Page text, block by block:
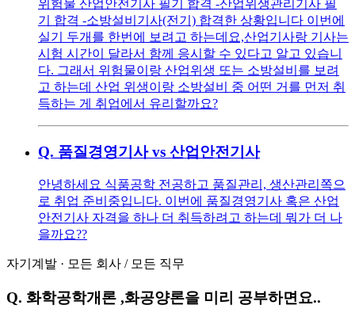
위험물 산업안전기사 필기 합격 -산업위생관리기사 필
기 합격 -소방설비기사(전기) 합격한 상황입니다 이번에
실기 두개를 한번에 보려고 하는데요,산업기사랑 기사는
시험 시간이 달라서 함께 응시할 수 있다고 알고 있습니
다. 그래서 위험물이랑 산업위생 또는 소방설비를 보려
고 하는데 산업 위생이랑 소방설비 중 어떤 거를 먼저 취
득하는 게 취업에서 유리할까요?
Q. 품질경영기사 vs 산업안전기사
안녕하세요 식품공학 전공하고 품질관리, 생산관리쪽으
로 취업 준비중입니다. 이번에 품질경영기사 혹은 산업
안전기사 자격을 하나 더 취득하려고 하는데 뭐가 더 나
을까요??
자기계발 · 모든 회사 / 모든 직무
Q. 화학공학개론 ,화공양론을 미리 공부하면요..